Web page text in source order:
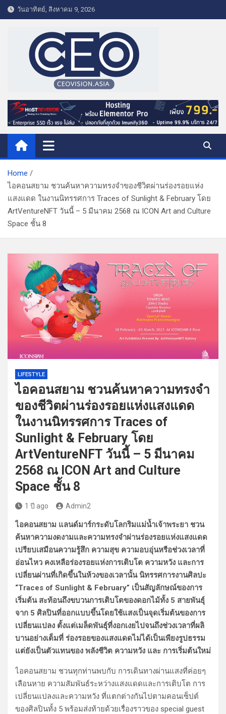
k
e
t
วันอาทิตย์, สิงหาคม 9, 2026
CEO VISION.ASIA
Business & Lifestyle
Home
ไอคอนสยาม ชวนค้นหาความทรงจำของชีวิตผ่านร่องรอยแห่ง
แสงแดด ในงานนิทรรศการ Traces of Sunlight & February โดย
ArtVentureNFT วันนี้ – 5 มีนาคม 2568 ณ ICON Art and Culture
Space ชั้น 8
LIFESTYLE
ไอคอนสยาม ชวนค้นหาความทรงจำ
ของชีวิตผ่านร่องรอยแห่งแสงแดด
ในงานนิทรรศการ Traces of
Sunlight & February โดย
ArtVentureNFT วันนี้ – 5 มีนาคม
2568 ณ ICON Art and Culture
Space ชั้น 8
1 ปี ago Admin2
ไอคอนสยาม แลนด์มาร์กระดับโลกริมแม่น้ำเจ้าพระยา ชวน
ค้นหาความงดงามและความทรงจำผ่านร่องรอยแห่งแสงแดด
เปรียบเสมือนความรู้สึก ความสุข ความอบอุ่นหรือช่วงเวลาที่
อ่อนไหว คงเหลือร่องรอยแห่งการเติบโต ความหวัง และการ
เปลี่ยนผ่านที่เกิดขึ้นในห้วงของเวลานั้น นิทรรศการงานศิลปะ
“Traces of Sunlight & February” เป็นสัญลักษณ์ของการ
เริ่มต้น สะท้อนถึงขบวนการเติบโตของดอกไม้ทั้ง 5 สายพันธุ์
จาก 5 ศิลปินที่ออกแบบขึ้นโดยใช้แสงเป็นจุดเริ่มต้นของการ
เปลี่ยนแปลง ตั้งแต่เมล็ดพันธุ์ที่งอกเงยไปจนถึงช่วงเวลาที่ผลิ
บานอย่างเต็มที่ ร่องรอยของแสงแดดไม่ได้เป็นเพียงรูปธรรม
แต่ยังเป็นตัวแทนของ พลังชีวิต ความหวัง และ การเริ่มต้นใหม่
ไอคอนสยาม ชวนทุกท่านพบกับ การเดินทางผ่านแสงที่ค่อยๆ
เลือนหาย ความสัมพันธ์ระหว่างแสงแดดและการเติบโต การ
เปลี่ยนแปลงและความหวัง ที่แตกต่างกันไปตามคอนเซ็ปต์
ของศิลปินทั้ง 5 พร้อมส่งท้ายด้วยเรื่องราวของ special guest